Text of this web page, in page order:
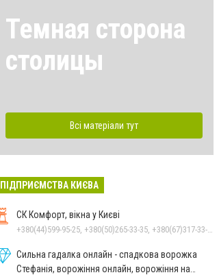
Темная сторона
столицы
Всі матеріали тут
ПІДПРИЄМСТВА КИЄВА
СК Комфорт, вікна у Києві
Сильна гадалка онлайн - спадкова ворожка
Стефанія, ворожіння онлайн, ворожіння на